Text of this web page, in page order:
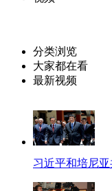
分类浏览
大家都在看
最新视频
习近平和培尼